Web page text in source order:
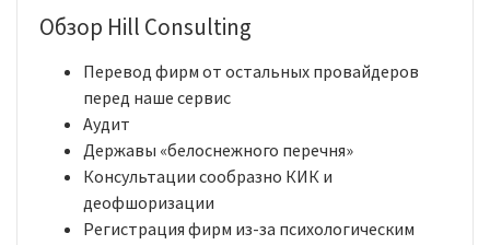
Обзор Hill Consulting
Перевод фирм от остальных провайдеров
перед наше сервис
Аудит
Державы «белоснежного перечня»
Консультации сообразно КИК и
деофшоризации
Регистрация фирм из-за психологическим